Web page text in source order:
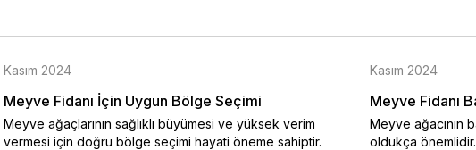
Kasım 2024
Meyve Fidanı İçin Uygun Bölge Seçimi
Meyve ağaçlarının sağlıklı büyümesi ve yüksek verim
vermesi için doğru bölge seçimi hayati öneme sahiptir.
Kasım 2024
Meyve Fidanı
Meyve ağacının
oldukça